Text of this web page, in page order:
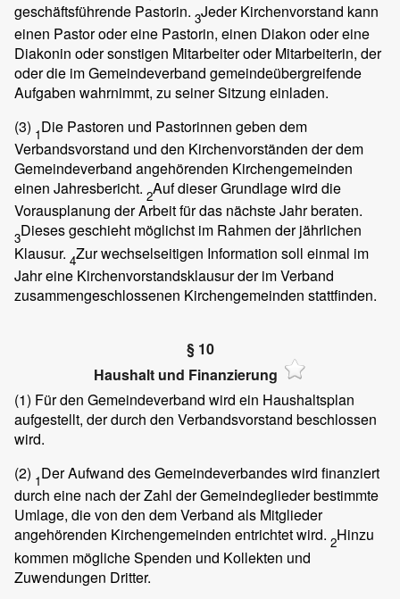
geschäftsführende Pastorin. 3Jeder Kirchenvorstand kann
einen Pastor oder eine Pastorin, einen Diakon oder eine
Diakonin oder sonstigen Mitarbeiter oder Mitarbeiterin, der
oder die im Gemeindeverband gemeindeübergreifende
Aufgaben wahrnimmt, zu seiner Sitzung einladen.
(3) 1Die Pastoren und Pastorinnen geben dem
Verbandsvorstand und den Kirchenvorständen der dem
Gemeindeverband angehörenden Kirchengemeinden
einen Jahresbericht. 2Auf dieser Grundlage wird die
Vorausplanung der Arbeit für das nächste Jahr beraten.
3Dieses geschieht möglichst im Rahmen der jährlichen
Klausur. 4Zur wechselseitigen Information soll einmal im
Jahr eine Kirchenvorstandsklausur der im Verband
zusammengeschlossenen Kirchengemeinden stattfinden.
§ 10
Haushalt und Finanzierung
(1) Für den Gemeindeverband wird ein Haushaltsplan
aufgestellt, der durch den Verbandsvorstand beschlossen
wird.
(2) 1Der Aufwand des Gemeindeverbandes wird finanziert
durch eine nach der Zahl der Gemeindeglieder bestimmte
Umlage, die von den dem Verband als Mitglieder
angehörenden Kirchengemeinden entrichtet wird. 2Hinzu
kommen mögliche Spenden und Kollekten und
Zuwendungen Dritter.